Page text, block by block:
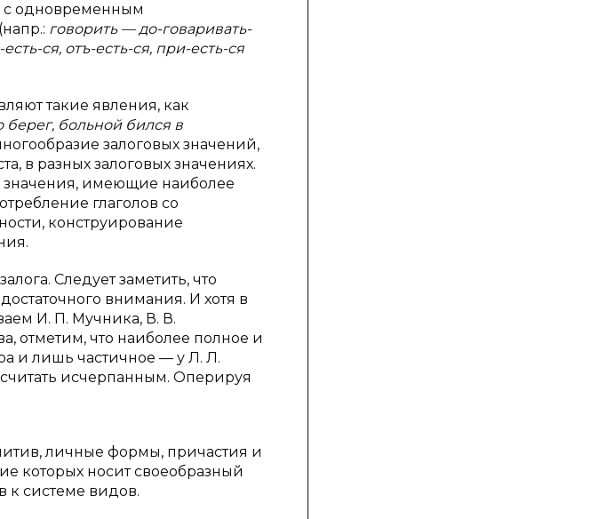
с одновременным
говорить — до-говаривать-
ся, отъ-есть-ся, при-есть-ся
такие явления, как
берег, больной бился в
залоговых значений,
в разных залоговых значениях.
значения, имеющие наиболее
глаголов со
конструирование
Следует заметить, что
внимания. И хотя в
И. П. Мучника, В. В.
отметим, что наиболее полное и
и лишь частичное — у Л. Л.
исчерпанным. Оперируя
личные формы, причастия и
которых носит своеобразный
к системе видов.